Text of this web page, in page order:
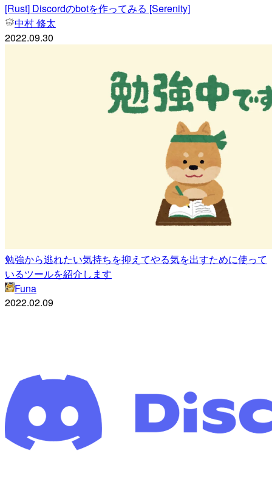
[Rust] Discordのbotを作ってみる [Serenity]
中村 修太
2022.09.30
勉強から逃れたい気持ちを抑えてやる気を出すために使って
いるツールを紹介します
Funa
2022.02.09